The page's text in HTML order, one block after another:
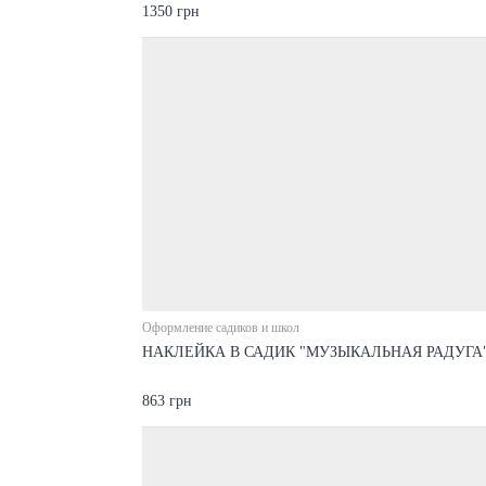
1350 грн
Оформление садиков и школ
НАКЛЕЙКА В САДИК "МУЗЫКАЛЬНАЯ
863 грн